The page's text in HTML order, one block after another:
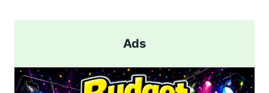
IN
Ads